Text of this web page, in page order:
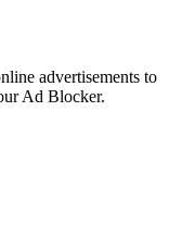
advertisements to
Ad Blocker.